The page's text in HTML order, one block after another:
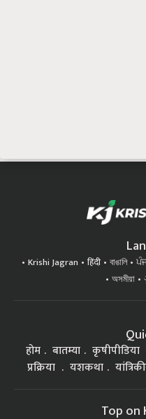
Krishi Jagran हिंदी বাঙালি
অসমীয়া
होम बातम्या कृषीपीडिया
प्रक्रिया
यशकथा
Top on